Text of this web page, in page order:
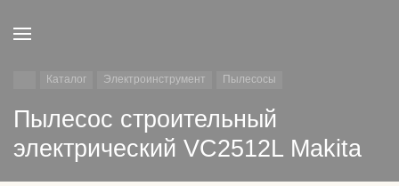
Каталог Электроинструмент Пылесосы
Пылесос строительный
электрический VC2512L Makita